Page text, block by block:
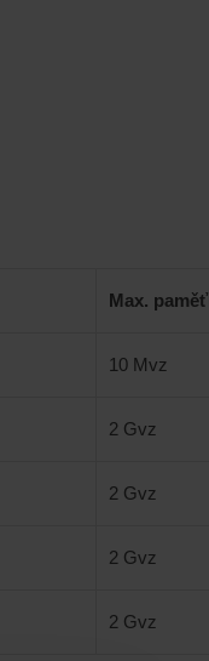
Max. paměť
10 Mvz
2 Gvz
2 Gvz
2 Gvz
2 Gvz